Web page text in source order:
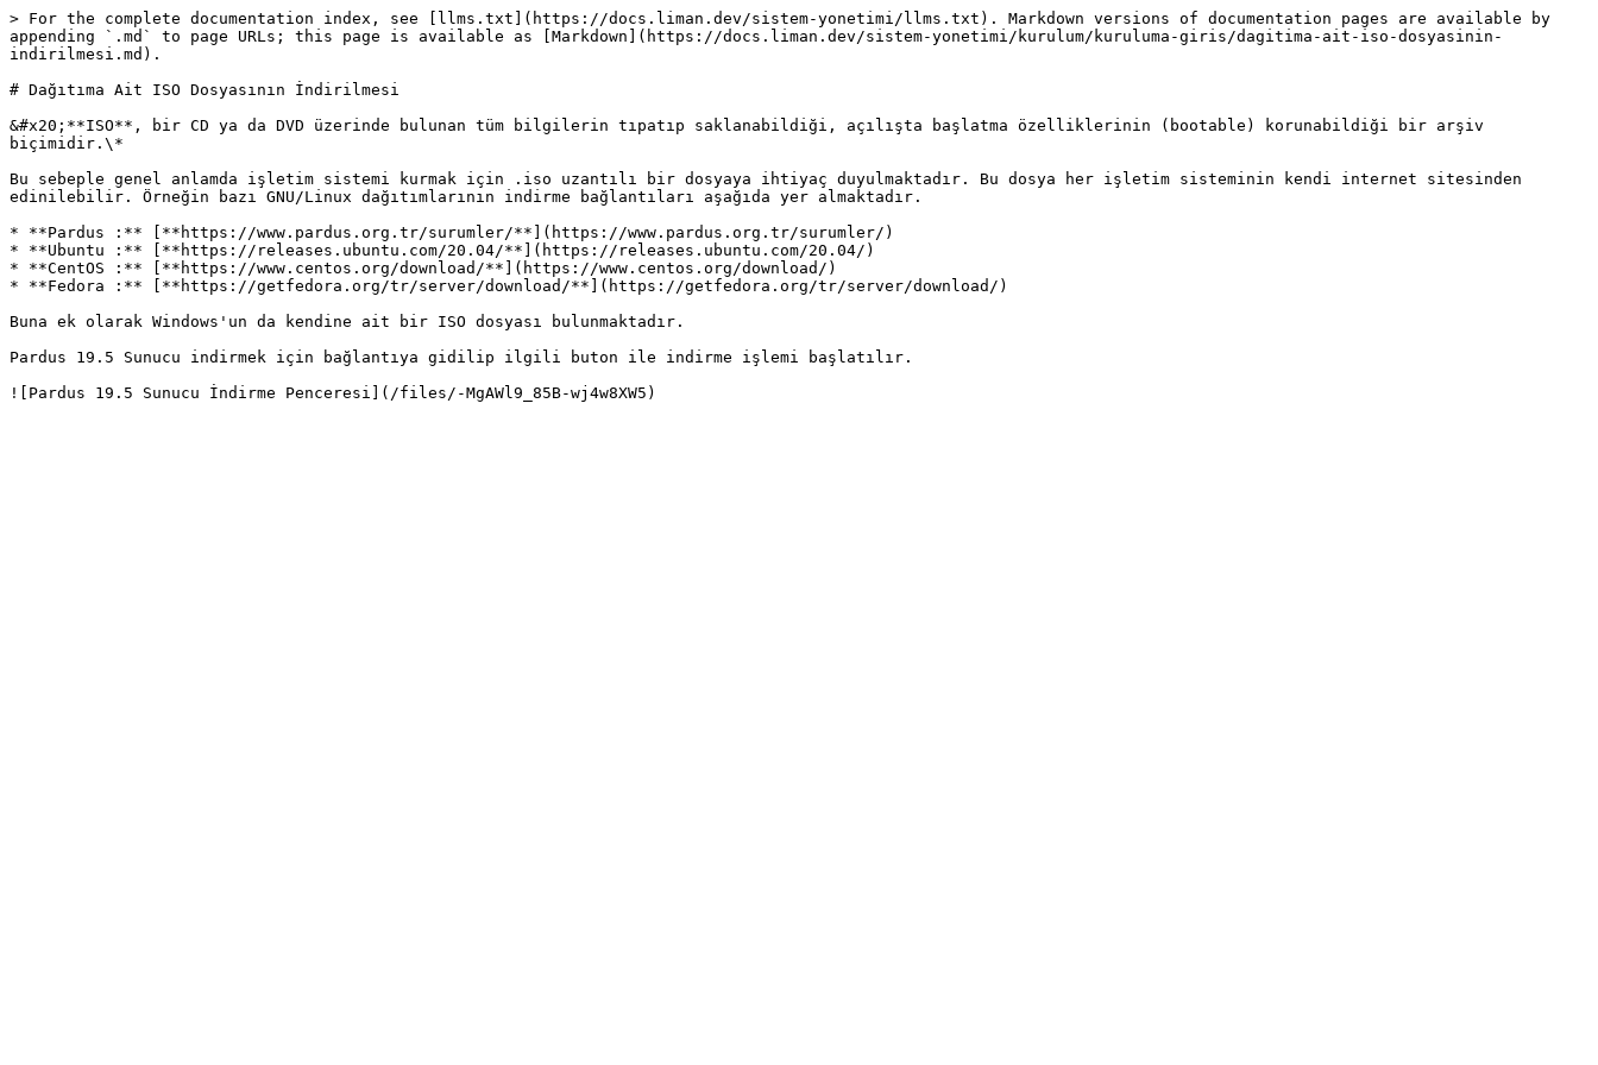
> For the complete documentation index, see [llms.txt](https://docs.liman.dev/sistem-yonetimi/llms.txt). Markdown versions of documentation pages are available by
appending `.md` to page URLs; this page is available as [Markdown](https://docs.liman.dev/sistem-yonetimi/kurulum/kuruluma-giris/dagitima-ait-iso-dosyasinin-
indirilmesi.md).
# Dağıtıma Ait ISO Dosyasının İndirilmesi
&#x20;**ISO**, bir CD ya da DVD üzerinde bulunan tüm bilgilerin tıpatıp saklanabildiği, açılışta başlatma özelliklerinin (bootable) korunabildiği bir arşiv
biçimidir.\*
Bu sebeple genel anlamda işletim sistemi kurmak için .iso uzantılı bir dosyaya ihtiyaç duyulmaktadır. Bu dosya her işletim sisteminin kendi internet sitesinden
edinilebilir. Örneğin bazı GNU/Linux dağıtımlarının indirme bağlantıları aşağıda yer almaktadır.
* **Pardus :** [**https://www.pardus.org.tr/surumler/**](https://www.pardus.org.tr/surumler/)
* **Ubuntu :** [**https://releases.ubuntu.com/20.04/**](https://releases.ubuntu.com/20.04/)
* **CentOS :** [**https://www.centos.org/download/**](https://www.centos.org/download/)
* **Fedora :** [**https://getfedora.org/tr/server/download/**](https://getfedora.org/tr/server/download/)
Buna ek olarak Windows'un da kendine ait bir ISO dosyası bulunmaktadır.
Pardus 19.5 Sunucu indirmek için bağlantıya gidilip ilgili buton ile indirme işlemi başlatılır.